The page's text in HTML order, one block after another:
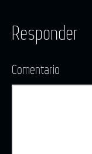
Responder
Comentario